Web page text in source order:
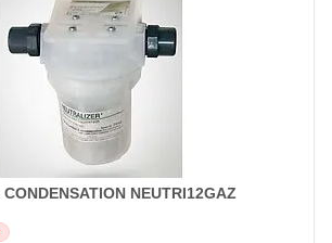
NEUTRI12GAZ